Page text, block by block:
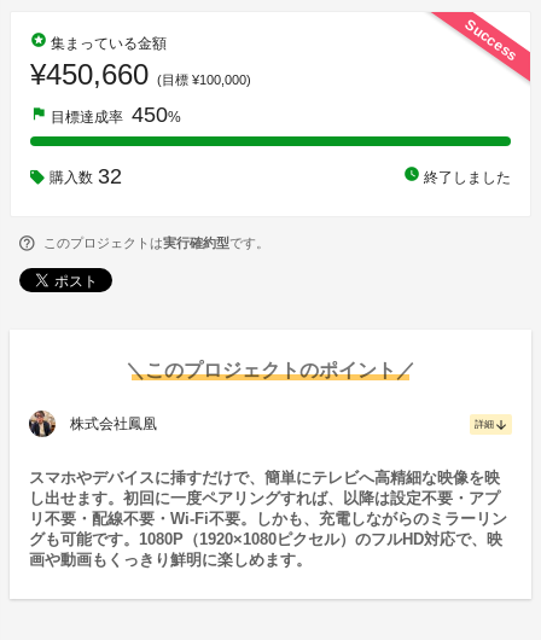
Success
stars 集まっている金額
¥450,660 (目標 ¥100,000)
flag 目標達成率 450%
購入数 32 watch_later 終了しました
このプロジェクトは実行確約型です。
＼このプロジェクトのポイント／
株式会社鳳凰 詳細 arrow_downward
スマホやデバイスに挿すだけで、簡単にテレビへ高精細な映像を映
し出せます。初回に一度ペアリングすれば、以降は設定不要・アプ
リ不要・配線不要・Wi-Fi不要。しかも、充電しながらのミラーリン
グも可能です。1080P（1920×1080ピクセル）のフルHD対応で、映
画や動画もくっきり鮮明に楽しめます。